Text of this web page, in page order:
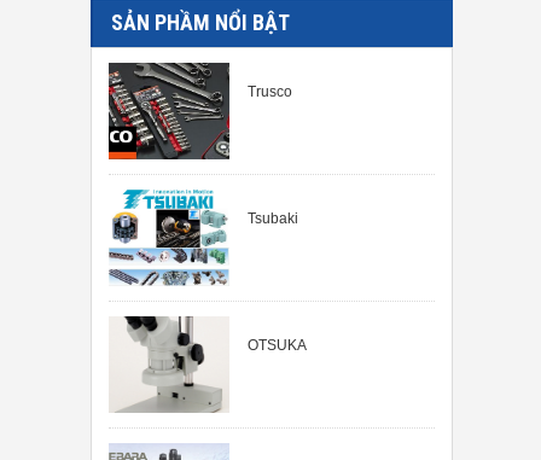
SẢN PHẦM NỔI BẬT
Trusco
Tsubaki
OTSUKA